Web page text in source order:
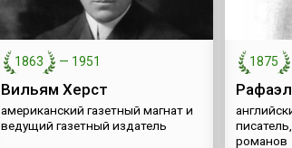
1863 — 1951
Вильям Херст
американский газетный магнат и
ведущий газетный издатель
1875
романов